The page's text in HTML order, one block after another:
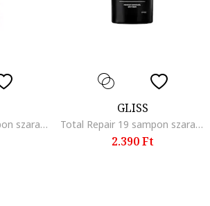
Total Repair 19 sampon szaraz es serult hajra, 250 ml, Supreme Length
GLISS
Total Repair 19 sampon szaraz es serult hajra, 250 ml, Ultimateoil Elixir
2.390 Ft